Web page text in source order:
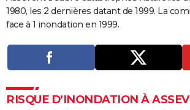
PROGRAMME TV
COPAINS D'AVANT
Se connecter
Collèges
Universités
Entreprises
Service militaire
Avis de recherche
AVIS DE DÉCÈS
Bricolage
Lifestyle
Culture
Sport
Auto
Television
Voyage
Cinema
1980, les 2 dernières datant de 1999. La
face à 1 inondation en 1999.
RISQUE D’INONDATION À